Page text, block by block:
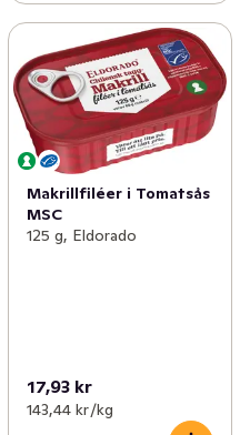
Makrillfiléer i Tomatsås
MSC
125 g, Eldorado
17,93 kr
143,44 kr /kg